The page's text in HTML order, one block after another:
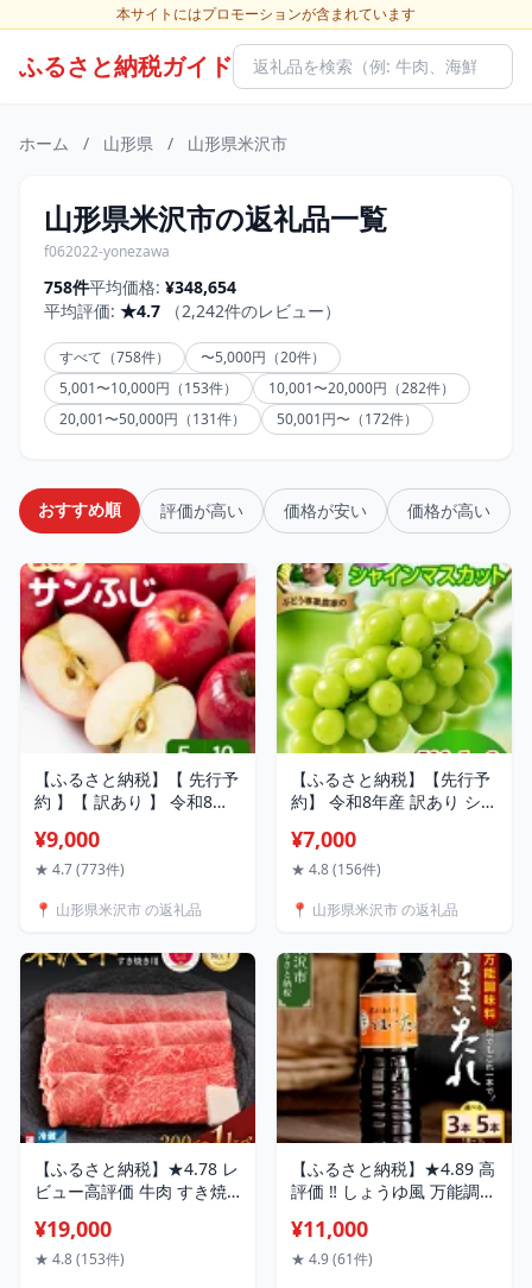
本サイトにはプロモーションが含まれています
ふるさと納税ガイド
ホーム / 山形県 / 山形県米沢市
山形県米沢市の返礼品一覧
f062022-yonezawa
758件平均価格: ¥348,654
平均評価: ★4.7 （2,242件のレビュー）
すべて（758件）
〜5,000円（20件）
5,001〜10,000円（153件）
10,001〜20,000円（282件）
20,001〜50,000円（131件）
50,001円〜（172件）
おすすめ順 評価が高い 価格が安い 価格が高い
【ふるさと納税】【 先行予
約 】【 訳あり 】 令和8年
または 約10kg 玉数 お任せ
ご家庭用 2026年11月中旬
果物 フルーツ リンゴ 林檎
地直送 お取り寄せ 山形県
米沢市
¥9,000
★ 4.7 (773件)
📍 山形県米沢市 の返礼品
【ふるさと納税】【先行予
約】 令和8年産 訳あり シャ
容量 500g 1kg 2kg 2026年
9月上旬頃～お届け予定 先
スカット ぶどう 葡萄 白ぶ
産 山形県 米沢市
¥7,000
★ 4.8 (156件)
📍 山形県米沢市 の返礼品
【ふるさと納税】★4.78 レ
ビュー高評価 牛肉 すき焼
肉 米沢牛 部位と量が選べ
る カタ モモ 380g / 600g /
¥19,000
★ 4.8 (153件)
【ふるさと納税】★4.89 高
評価 ‼ しょうゆ風 万能調味
べる 3本 5本 ) 醤油風 めん
つゆ つゆ 醤油 そばつゆ 和
¥11,000
★ 4.9 (61件)